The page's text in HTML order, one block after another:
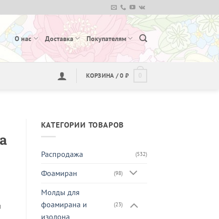
О нас Доставка Покупателям
КОРЗИНА /0 ₽
КАТЕГОРИИ ТОВАРОВ
Распродажа (532)
Фоамиран (98)
Молды для
фоамирана и
изолона
(23)